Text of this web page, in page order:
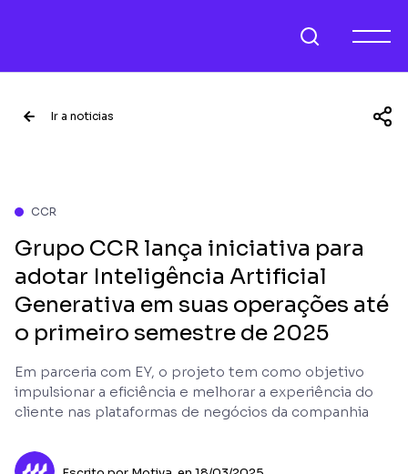
Ir a noticias
CCR
Grupo CCR lança iniciativa para
adotar Inteligência Artificial
Generativa em suas operações até
o primeiro semestre de 2025
Em parceria com EY, o projeto tem como objetivo
impulsionar a eficiência e melhorar a experiência do
cliente nas plataformas de negócios da companhia